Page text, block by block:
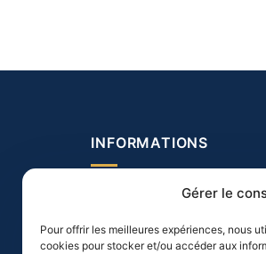
Gérer le
Pour offrir les meilleures expériences, nous
cookies pour stocker et/ou accéder aux
INFORMATIONS
Nos prestations
CGV